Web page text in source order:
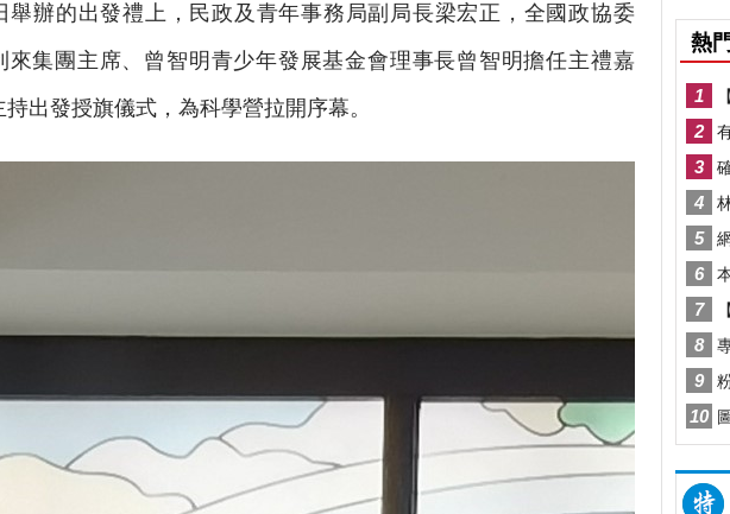
舉辦的出發禮上，民政及青年事務局副局長梁宏正，全國政協委
來集團主席、曾智明青少年發展基金會理事長曾智明擔任主禮嘉
持出發授旗儀式，為科學營拉開序幕。